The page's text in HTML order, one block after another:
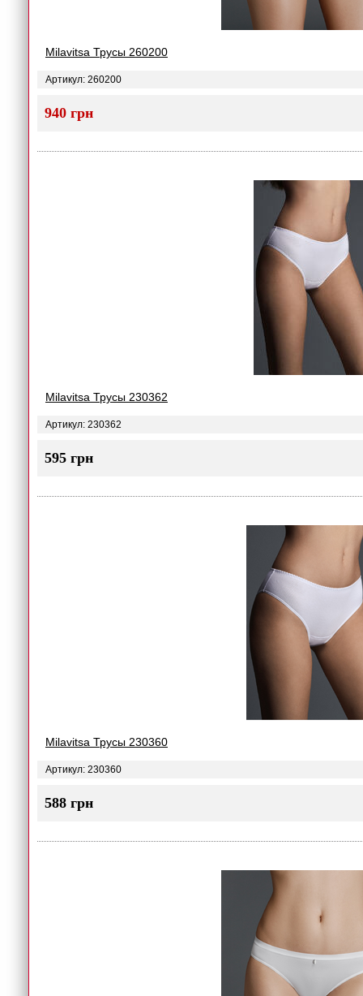
Milavitsa Трусы 260200
Артикул: 260200
940 грн
Milavitsa Трусы 230362
Артикул: 230362
595 грн
Milavitsa Трусы 230360
Артикул: 230360
588 грн